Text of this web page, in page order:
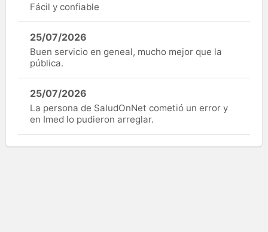
Fácil y confiable
25/07/2026
Buen servicio en geneal, mucho mejor que la
pública.
25/07/2026
La persona de SaludOnNet cometió un error y
en Imed lo pudieron arreglar.